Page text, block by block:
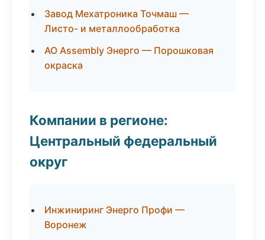
Завод Мехатроника Точмаш —
Листо- и металлообработка
АО Assembly Энерго — Порошковая
окраска
Компании в регионе:
Центральный федеральный
округ
Инжиниринг Энерго Профи —
Воронеж